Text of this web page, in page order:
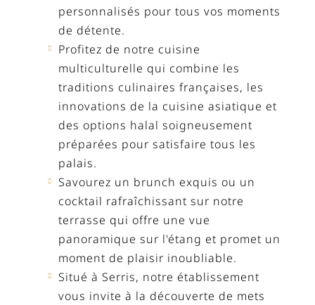
personnalisés pour tous vos moments
de détente.
Profitez de notre cuisine
multiculturelle qui combine les
traditions culinaires françaises, les
innovations de la cuisine asiatique et
des options halal soigneusement
préparées pour satisfaire tous les
palais.
Savourez un brunch exquis ou un
cocktail rafraîchissant sur notre
terrasse qui offre une vue
panoramique sur l'étang et promet un
moment de plaisir inoubliable.
Situé à Serris, notre établissement
vous invite à la découverte de mets